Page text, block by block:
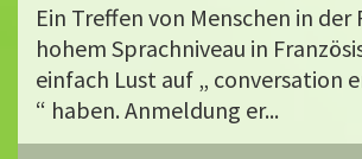
Ein Treffen von Menschen in der
hohem Sprachniveau in
einfach Lust auf „ conversation
“ haben. Anmeldung er...